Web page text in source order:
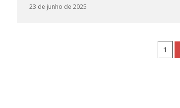
23 de junho de 2025
1